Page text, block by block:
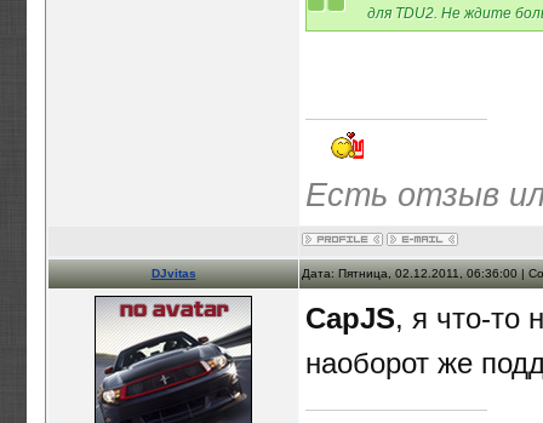
для TDU2. Не ждите
Есть отзыв
DJvitas Дата: Пятница, 02.12.2011, 06:36:00 |
CapJS, я что-то
наоборот же